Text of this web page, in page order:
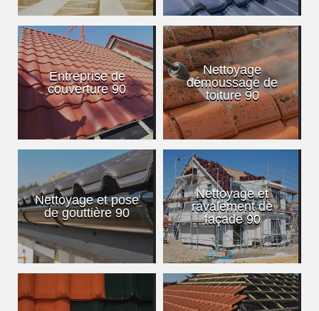
Entreprise de
couverture 90
Nettoyage
démoussage de
toiture 90
Nettoyage et pose
de gouttière 90
Nettoyage et
ravalement de
façade 90